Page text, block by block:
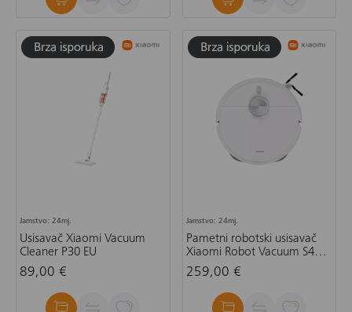
Jamstvo: 24mj.
Usisavač Xiaomi Vacuum
Cleaner P30 EU
89,00 €
Jamstvo: 24mj.
Pametni robotski usisavač
Xiaomi Robot Vacuum S40
Pro
259,00 €